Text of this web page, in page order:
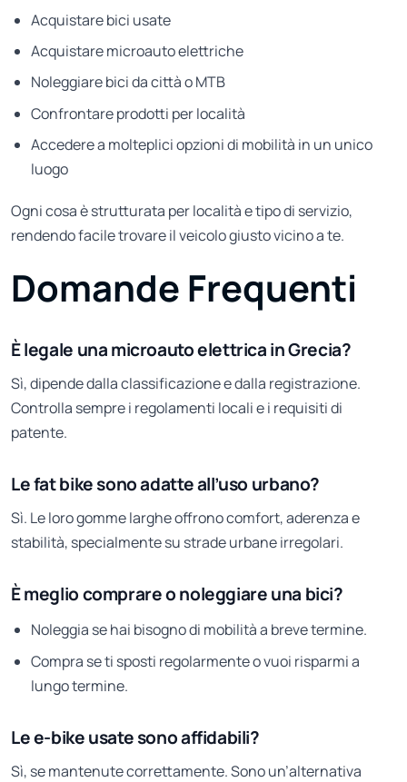
Acquistare bici usate
Acquistare microauto elettriche
Noleggiare bici da città o MTB
Confrontare prodotti per località
Accedere a molteplici opzioni di mobilità in un unico
luogo
Ogni cosa è strutturata per località e tipo di servizio,
rendendo facile trovare il veicolo giusto vicino a te.
Domande Frequenti
È legale una microauto elettrica in Grecia?
Sì, dipende dalla classificazione e dalla registrazione.
Controlla sempre i regolamenti locali e i requisiti di
patente.
Le fat bike sono adatte all’uso urbano?
Sì. Le loro gomme larghe offrono comfort, aderenza e
stabilità, specialmente su strade urbane irregolari.
È meglio comprare o noleggiare una bici?
Noleggia se hai bisogno di mobilità a breve termine.
Compra se ti sposti regolarmente o vuoi risparmi a
lungo termine.
Le e-bike usate sono affidabili?
Sì, se mantenute correttamente. Sono un’alternativa